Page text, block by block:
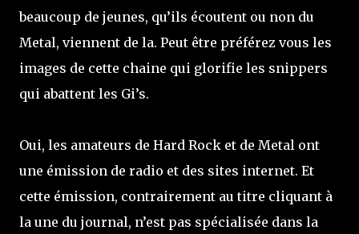
beaucoup de jeunes, qu’ils écoutent ou non du
Metal, viennent de la. Peut être préférez vous les
images de cette chaine qui glorifie les snippers
qui abattent les Gi’s.
Oui, les amateurs de Hard Rock et de Metal ont
une émission de radio et des sites internet. Et
cette émission, contrairement au titre cliquant à
la une du journal, n’est pas spécialisée dans la